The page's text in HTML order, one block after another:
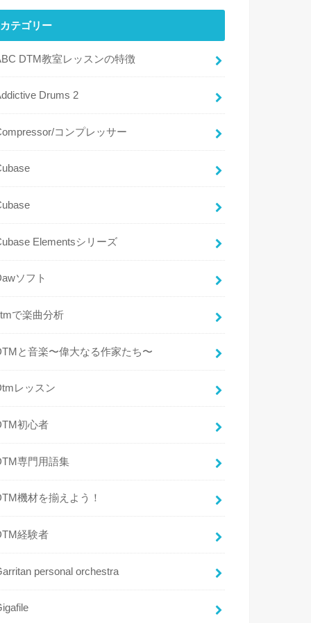
カテゴリー
DTM教室レッスンの特徴
Drums 2
コンプレッサー
Elementsシリーズ
ソフト
で楽曲分析
と音楽〜偉大なる作家たち〜
レッスン
初心者
専門用語集
機材を揃えよう！
経験者
personal orchestra